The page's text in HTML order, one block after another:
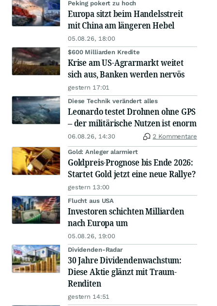
Peking pokert zu hoch
Europa sitzt beim Handelsstreit
mit China am längeren Hebel
05.08.26, 18:00
$600 Milliarden Kredite
Krise am US-Agrarmarkt weitet
sich aus, Banken werden nervös
gestern 17:01
Diese Technik verändert alles
Leonardo testet Drohnen ohne GPS
– der militärische Nutzen ist enorm
06.08.26, 14:30 2 Kommentare
Gold: Anleger alarmiert
Goldpreis-Prognose bis Ende 2026:
Startet Gold jetzt eine neue Rallye?
gestern 13:00
Flucht aus USA
Investoren schichten Milliarden
nach Europa um
05.08.26, 19:00
Dividenden-Radar
30 Jahre Dividendenwachstum:
Diese Aktie glänzt mit Traum-
Renditen
gestern 14:51